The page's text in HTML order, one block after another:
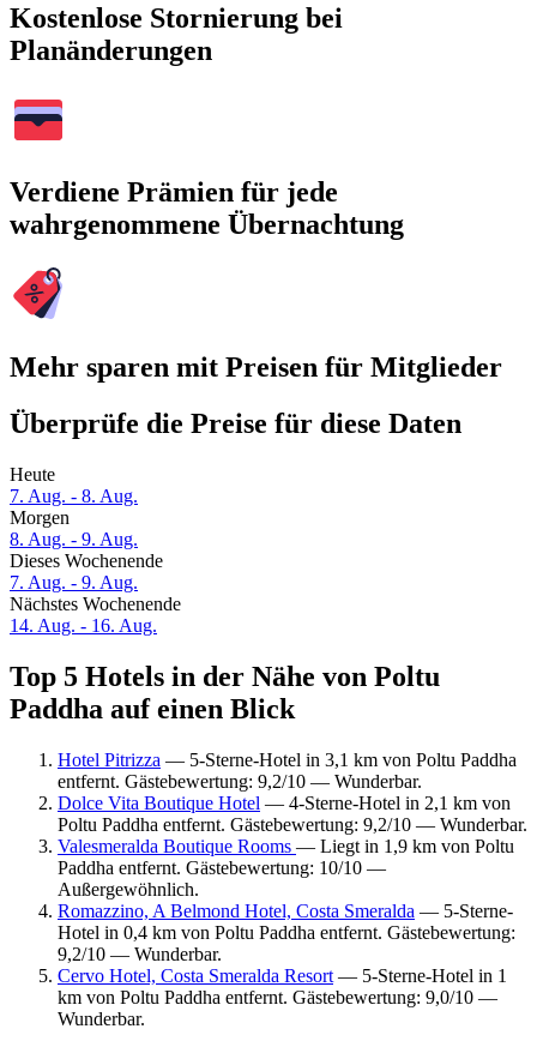
Kostenlose Stornierung bei
Planänderungen
Verdiene Prämien für jede
wahrgenommene Übernachtung
Mehr sparen mit Preisen für Mitglieder
Überprüfe die Preise für diese Daten
Heute
7. Aug. - 8. Aug.
Morgen
8. Aug. - 9. Aug.
Dieses Wochenende
7. Aug. - 9. Aug.
Nächstes Wochenende
14. Aug. - 16. Aug.
Top 5 Hotels in der Nähe von Poltu
Paddha auf einen Blick
Hotel Pitrizza — 5-Sterne-Hotel in 3,1 km von Poltu Paddha
entfernt. Gästebewertung: 9,2/10 — Wunderbar.
Dolce Vita Boutique Hotel — 4-Sterne-Hotel in 2,1 km von
Poltu Paddha entfernt. Gästebewertung: 9,2/10 — Wunderbar.
Valesmeralda Boutique Rooms — Liegt in 1,9 km von Poltu
Paddha entfernt. Gästebewertung: 10/10 —
Außergewöhnlich.
Romazzino, A Belmond Hotel, Costa Smeralda — 5-Sterne-
Hotel in 0,4 km von Poltu Paddha entfernt. Gästebewertung:
9,2/10 — Wunderbar.
Cervo Hotel, Costa Smeralda Resort — 5-Sterne-Hotel in 1
km von Poltu Paddha entfernt. Gästebewertung: 9,0/10 —
Wunderbar.